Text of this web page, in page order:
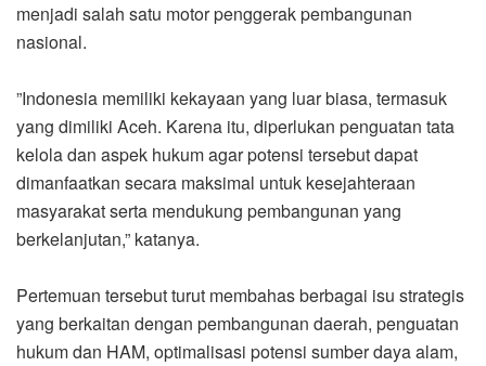
menjadi salah satu motor penggerak pembangunan
nasional.
‎”Indonesia memiliki kekayaan yang luar biasa, termasuk
yang dimiliki Aceh. Karena itu, diperlukan penguatan tata
kelola dan aspek hukum agar potensi tersebut dapat
dimanfaatkan secara maksimal untuk kesejahteraan
masyarakat serta mendukung pembangunan yang
berkelanjutan,” katanya.
‎Pertemuan tersebut turut membahas berbagai isu strategis
yang berkaitan dengan pembangunan daerah, penguatan
hukum dan HAM, optimalisasi potensi sumber daya alam,